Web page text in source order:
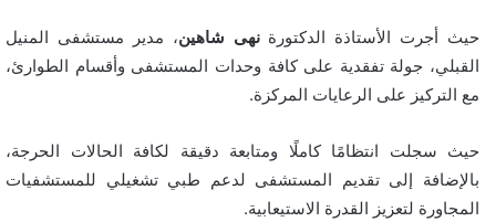
حيث أجرت الأستاذة الدكتورةنهى شاهين، مدير مستشفى المنيل
القبلي، جولة تفقدية على كافة وحدات المستشفى وأقسام الطوارئ،
مع التركيز على الرعايات المركزة.
حيث سجلت انتظامًا كاملًا ومتابعة دقيقة لكافة الحالات الحرجة،
بالإضافة إلى تقديم المستشفى لدعم طبي تشغيلي للمستشفيات
المجاورة لتعزيز القدرة الاستيعابية.